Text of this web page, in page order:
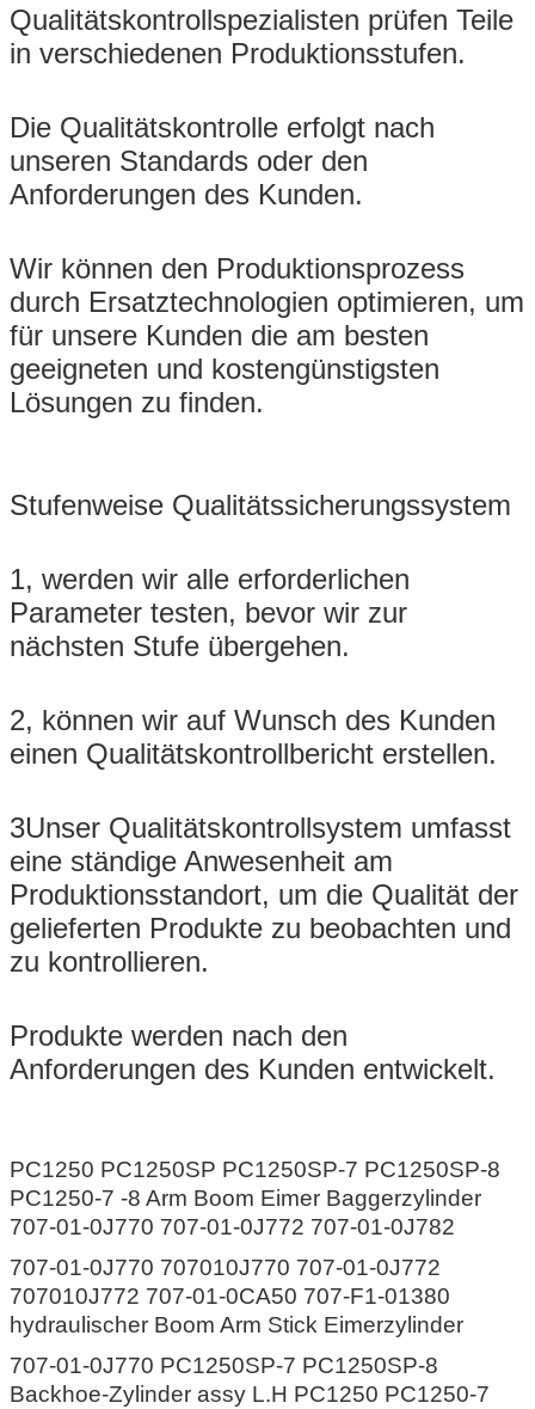
Qualitätskontrollspezialisten prüfen Teile
in verschiedenen Produktionsstufen.
Die Qualitätskontrolle erfolgt nach
unseren Standards oder den
Anforderungen des Kunden.
Wir können den Produktionsprozess
durch Ersatztechnologien optimieren, um
für unsere Kunden die am besten
geeigneten und kostengünstigsten
Lösungen zu finden.
Stufenweise Qualitätssicherungssystem
1, werden wir alle erforderlichen
Parameter testen, bevor wir zur
nächsten Stufe übergehen.
2, können wir auf Wunsch des Kunden
einen Qualitätskontrollbericht erstellen.
3Unser Qualitätskontrollsystem umfasst
eine ständige Anwesenheit am
Produktionsstandort, um die Qualität der
gelieferten Produkte zu beobachten und
zu kontrollieren.
Produkte werden nach den
Anforderungen des Kunden entwickelt.
PC1250 PC1250SP PC1250SP-7 PC1250SP-8
PC1250-7 -8 Arm Boom Eimer Baggerzylinder
707-01-0J770 707-01-0J772 707-01-0J782
707-01-0J770 707010J770 707-01-0J772
707010J772 707-01-0CA50 707-F1-01380
hydraulischer Boom Arm Stick Eimerzylinder
707-01-0J770 PC1250SP-7 PC1250SP-8
Backhoe-Zylinder assy L.H PC1250 PC1250-7